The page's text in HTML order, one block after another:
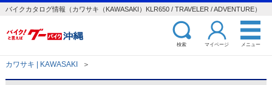
バイクカタログ情報（カワサキ（KAWASAKI）KLR650 / TRAVELER / ADVENTURE）
検索 マイページ メニュー
カワサキ | KAWASAKI ＞